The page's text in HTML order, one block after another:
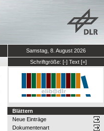
Samstag, 8. August 2026
Schriftgröße: [-] Text [+]
Blättern
Neue Einträge
Dokumentenart